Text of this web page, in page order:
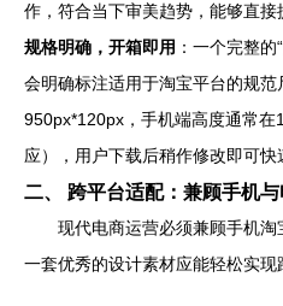
作，符合当下审美趋势，能够直接
规格明确，开箱即用 ：一个完整
会明确标注适用于淘宝平台的规
950px*120px，手机端高度通常
应），用户下载后稍作修改即可快
二、 跨平台适配：兼顾手机
现代电商运营必须兼顾手机淘
一套优秀的设计素材应能轻松实现